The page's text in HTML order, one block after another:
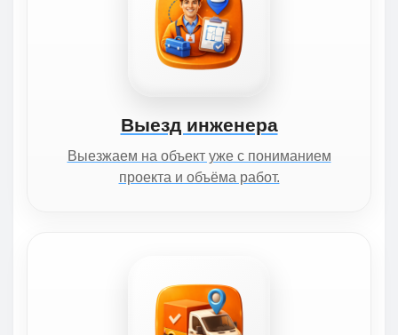
Выезд инженера
Выезжаем на объект уже с пониманием
проекта и объёма работ.